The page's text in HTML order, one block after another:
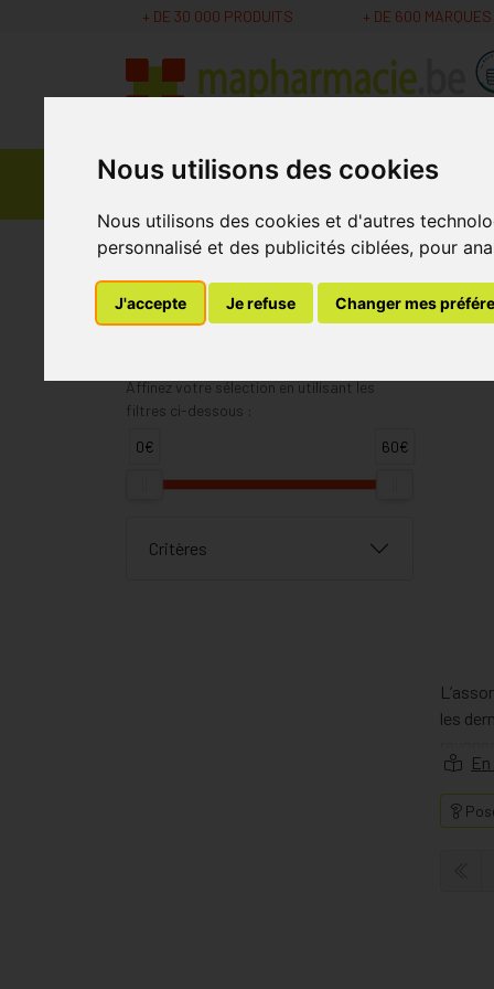
Nous utilisons des cookies
Nous utilisons des cookies et d'autres
personnalisé et des publicités ciblées, pour
J'accepte Je refuse Changer mes
+ DE 30 000 PRODUITS + DE 600 MARQUES
Promos Médicaments
Parapharmacie -
MaPharmacie.be Eucerin
Eucerin
les
Affinez votre sélection en utilisant les
filtres ci-dessous :
0€
60€
Critères